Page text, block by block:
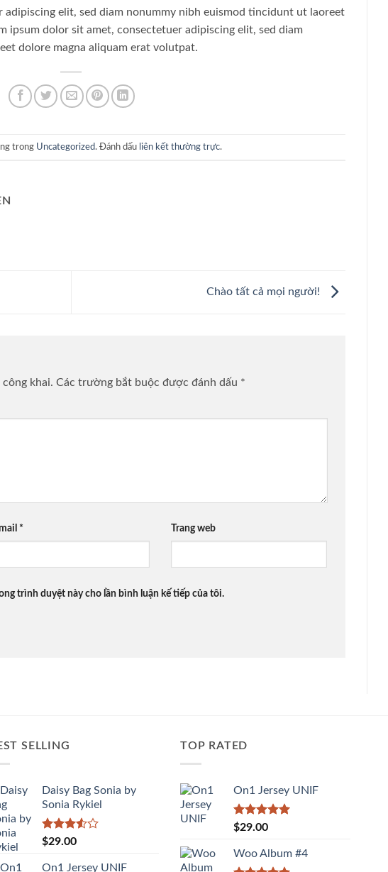
adipiscing elit, sed diam nonummy nibh euismod tincidunt ut laoreet
ipsum dolor sit amet, consectetuer adipiscing elit, sed diam
dolore magna aliquam erat volutpat.
trong Uncategorized. Đánh dấu liên kết thường trực.
Chào tất cả mọi người!
khai. Các trường bắt buộc được đánh dấu *
* Trang web
trình duyệt này cho lần bình luận kế tiếp của tôi.
SELLING
Daisy Bag Sonia by
Sonia Rykiel
Được
hạng
$29.00
On1 Jersey UNIF
TOP RATED
On1 Jersey UNIF
Được xếp
5 sao
$29.00
Woo Album #4